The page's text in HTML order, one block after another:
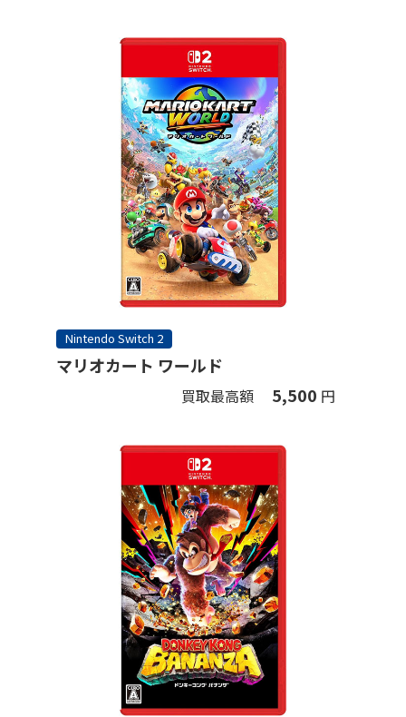
Nintendo Switch 2
マリオカート ワールド
買取最高額 5,500 円